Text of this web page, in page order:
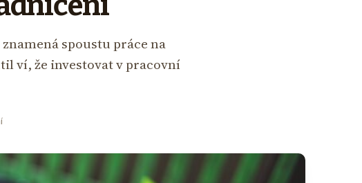
spoustu práce na
ví, že investovat v pracovní